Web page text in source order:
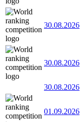
30.08.2026
30.08.2026
30.08.2026
01.09.2026